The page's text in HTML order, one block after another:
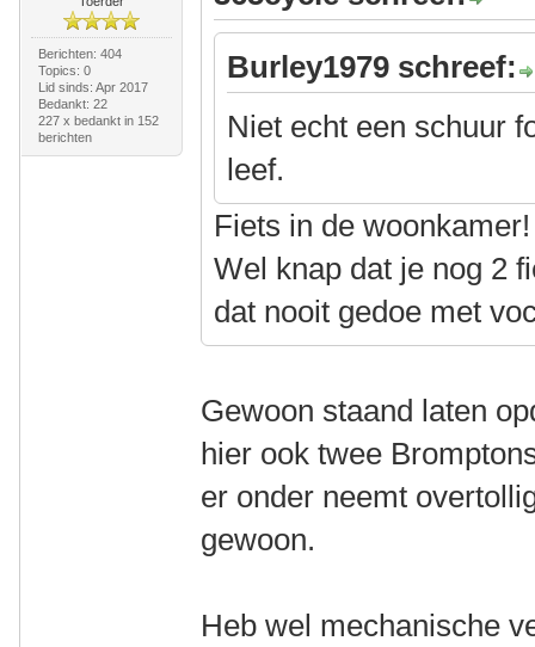
Berichten: 404
Topics: 0
Lid sinds: Apr 2017
Bedankt: 22
227 x bedankt in 152
berichten
Burley1979 schreef:
Niet echt een schuur
leef.
Fiets in de
Wel knap dat je nog 2
dat nooit gedoe met
Gewoon staand laten
hier ook twee
er onder neemt
gewoon.
Heb wel mechanische